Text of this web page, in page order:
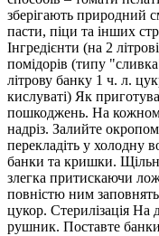
зберігають природний
пасти, піци та інших
Інгредієнти (на 2
помідорів (типу
літрову банку 1 ч. л.
кислуваті) Як
пошкоджень. На
надріз. Залийте
перекладіть у холодну
банки та кришки.
злегка притискаючи
повністю ним
цукор. Стерилізація На
рушник. Поставте